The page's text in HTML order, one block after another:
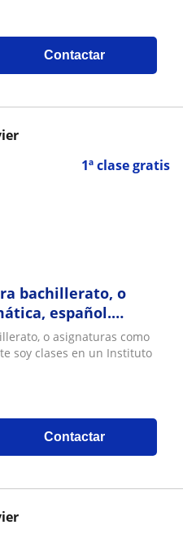
Contactar
1ª clase gratis
bachillerato, o
español.
en un Instituto
Loja
o asignaturas como
soy clases en un Instituto
Contactar